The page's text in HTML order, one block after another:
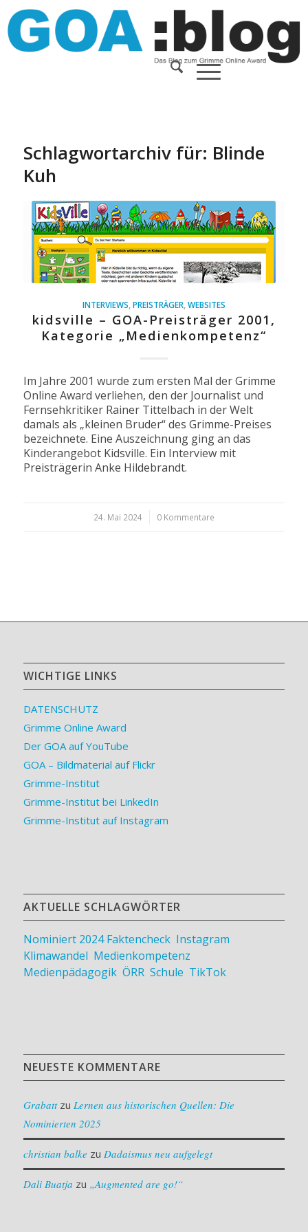
Schlagwortarchiv für: Blinde
Kuh
INTERVIEWS PREISTRÄGER WEBSITES
kidsville – GOA-Preisträger 2001,
Kategorie „Medienkompetenz“
Im Jahre 2001 wurde zum ersten Mal der Grimme
Online Award verliehen, den der Journalist und
Fernsehkritiker Rainer Tittelbach in der Welt
damals als „kleinen Bruder“ des Grimme-Preises
bezeichnete. Eine Auszeichnung ging an das
Kinderangebot Kidsville. Ein Interview mit
Preisträgerin Anke Hildebrandt.
24. Mai 2024 0 Kommentare
WICHTIGE LINKS
DATENSCHUTZ
Grimme Online Award
Der GOA auf YouTube
GOA – Bildmaterial auf Flickr
Grimme-Institut
Grimme-Institut bei LinkedIn
Grimme-Institut auf Instagram
AKTUELLE SCHLAGWÖRTER
Nominiert 2024 Faktencheck, Instagram
Klimawandel Medienkompetenz
Medienpädagogik, ÖRR, Schule TikTok
NEUESTE KOMMENTARE
Grabattzu Lernen aus historischen Quellen: Die
Nominierten 2025
christian balke zu Dadaismus neu aufgelegt
Dali Buatja zu „Augmented are go!“